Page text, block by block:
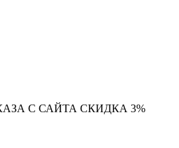
С САЙТА СКИДКА 3%